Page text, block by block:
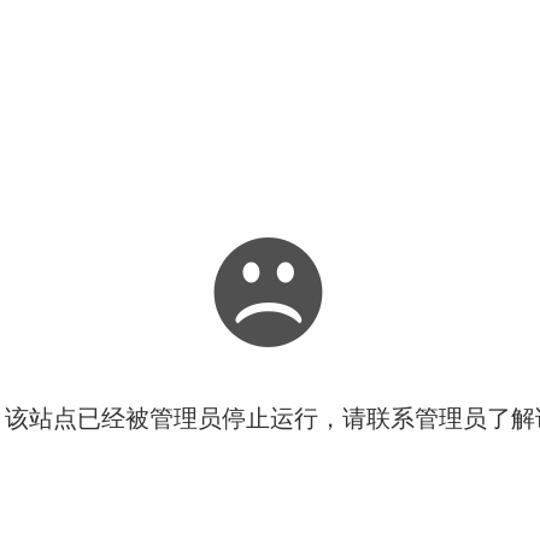
站点已经被管理员停止运行，请联系管理员了